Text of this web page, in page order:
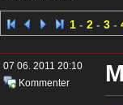
1 - 2 - 3 -
07 06. 2011 20:10
Kommenter